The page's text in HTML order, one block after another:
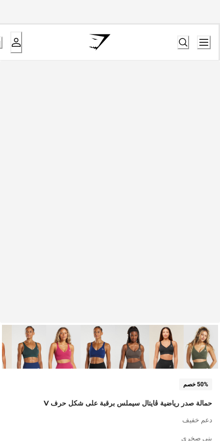
50% خصم
حمالة صدر رياضية ڤايتال سيملس برقبة على شكل حرف V
دعم خفيف
بني صخري